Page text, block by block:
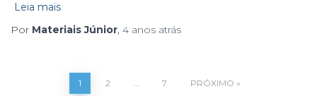
Leia mais
Por Materiais Júnior, 4 anos atrás
1 2 … 7 PRÓXIMO